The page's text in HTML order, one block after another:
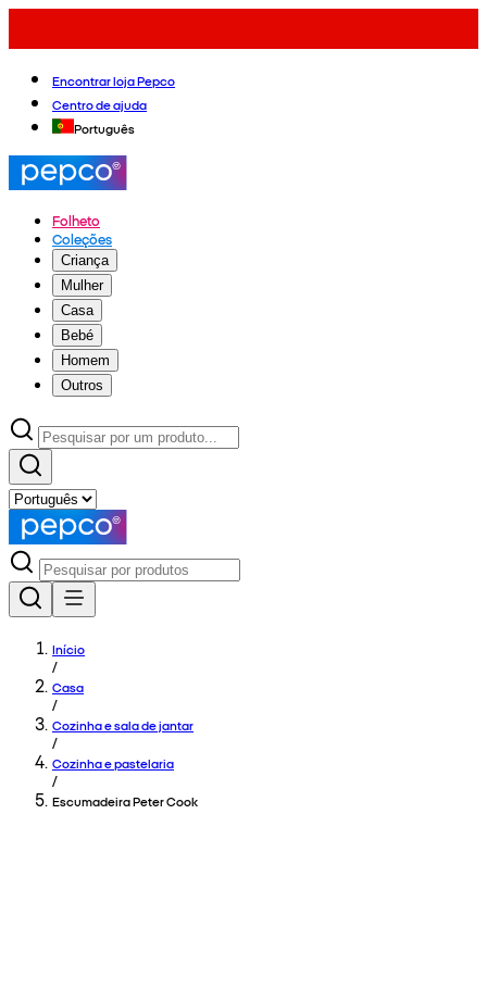
Encontrar loja Pepco
Centro de ajuda
Português
Folheto
Coleções
Criança
Mulher
Casa
Bebé
Homem
Outros
Início
/
Casa
/
Cozinha e sala de jantar
/
Cozinha e pastelaria
/
Escumadeira Peter Cook